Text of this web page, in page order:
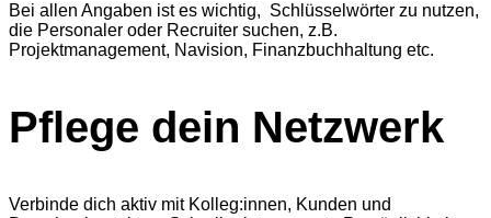
Bei allen Angaben ist es wichtig, Schlüsselwörter zu nutzen,
die Personaler oder Recruiter suchen, z.B.
Projektmanagement, Navision, Finanzbuchhaltung etc.
Pflege dein Netzwerk
Verbinde dich aktiv mit Kolleg:innen, Kunden und